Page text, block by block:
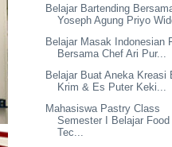
Belajar Bartending
Yoseph Agung Priyo
Belajar Masak Indonesian
Bersama Chef Ari Pur...
Belajar Buat Aneka Kreasi
Krim & Es Puter Keki...
Mahasiswa Pastry Class
Semester I Belajar Food
Tec...